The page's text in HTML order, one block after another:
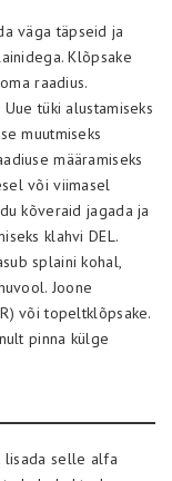
väga täpseid ja
Klõpsake
raadius.
tüki alustamiseks
muutmiseks
määramiseks
või viimasel
kõveraid jagada ja
klahvi DEL.
splaini kohal,
Joone
või topeltklõpsake.
pinna külge
lisada selle alfa